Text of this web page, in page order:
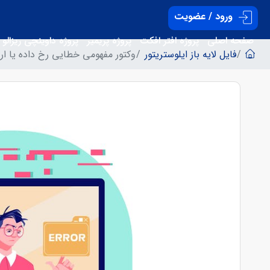
ورود / عضویت
صفحه اصلی پروژه افتر افکت پروژه پریمیر پروژه داوینچی ریزالو
فایل لایه باز ایلوستریتور وکتور مفهومی خطایی رخ داده یا ارور